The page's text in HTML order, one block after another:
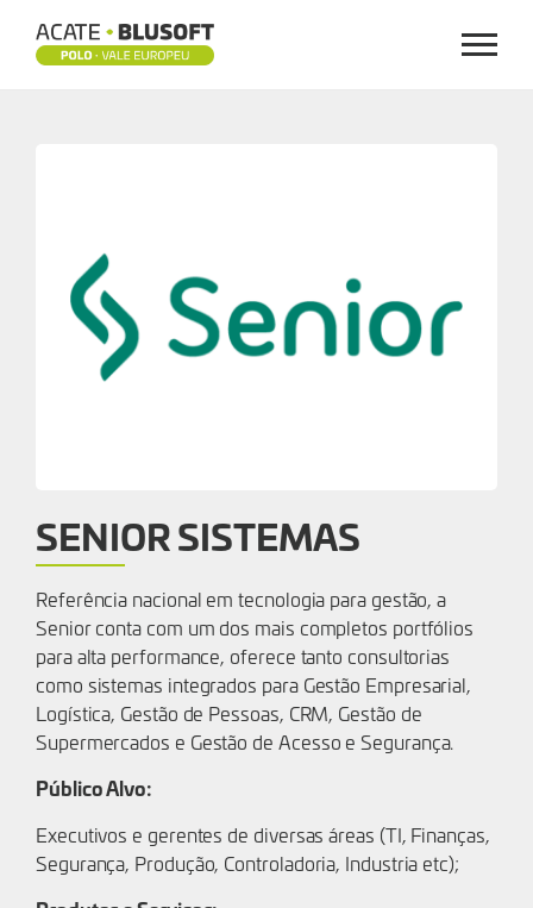
Menu
SENIOR SISTEMAS
Referência nacional em tecnologia para gestão, a
Senior conta com um dos mais completos portfólios
para alta performance, oferece tanto consultorias
como sistemas integrados para Gestão Empresarial,
Logística, Gestão de Pessoas, CRM, Gestão de
Supermercados e Gestão de Acesso e Segurança.
Público Alvo:
Executivos e gerentes de diversas áreas (TI, Finanças,
Segurança, Produção, Controladoria, Industria etc);